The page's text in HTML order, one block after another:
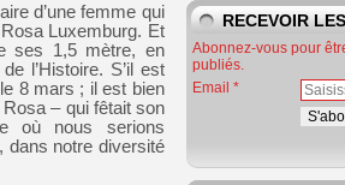
d’une femme qui
Luxemburg. Et
ses 1,5 mètre, en
l’Histoire. S’il est
8 mars ; il est bien
– qui fêtait son
où nous serions
dans notre diversité
RECEVOIR
Abonnez-vous pour
publiés.
Email